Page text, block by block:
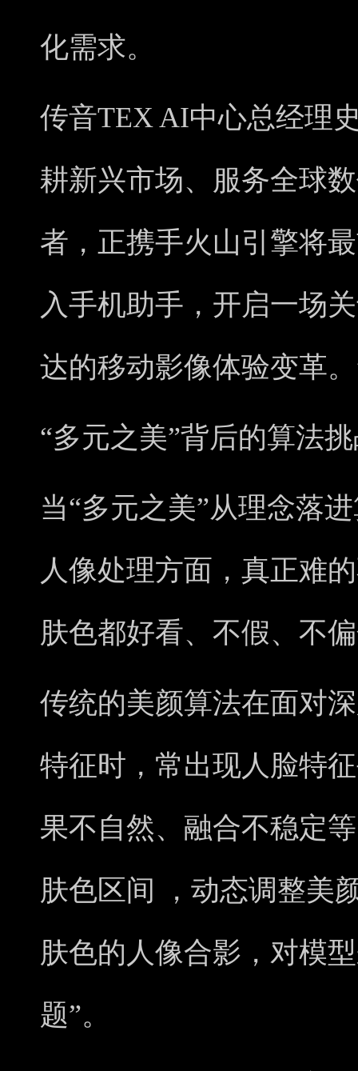
化需求。
传音TEX AI中心总经理
耕新兴市场、服务全球
者，正携手火山引擎将
入手机助手，开启一场
达的移动影像体验变革
“多元之美”背后的算法
当“多元之美”从理念落
人像处理方面，真正难
肤色都好看、不假、不
传统的美颜算法在面对
特征时，常出现人脸特
果不自然、融合不稳定
肤色区间 ，动态调整美
肤色的人像合影，对模
题”。